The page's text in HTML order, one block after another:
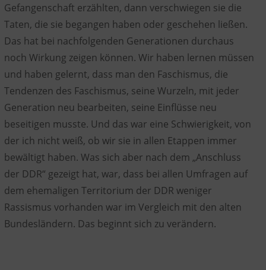
Gefangenschaft erzählten, dann verschwiegen sie die
Taten, die sie begangen haben oder geschehen ließen.
Das hat bei nachfolgenden Generationen durchaus
noch Wirkung zeigen können. Wir haben lernen müssen
und haben gelernt, dass man den Faschismus, die
Tendenzen des Faschismus, seine Wurzeln, mit jeder
Generation neu bearbeiten, seine Einflüsse neu
beseitigen musste. Und das war eine Schwierigkeit, von
der ich nicht weiß, ob wir sie in allen Etappen immer
bewältigt haben. Was sich aber nach dem „Anschluss
der DDR“ gezeigt hat, war, dass bei allen Umfragen auf
dem ehemaligen Territorium der DDR weniger
Rassismus vorhanden war im Vergleich mit den alten
Bundesländern. Das beginnt sich zu verändern.